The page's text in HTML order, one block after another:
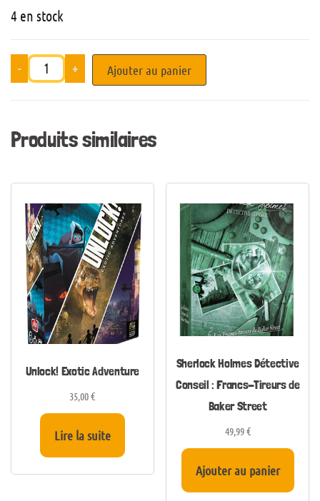
4 en stock
- + Ajouter au panier
Produits similaires
Unlock! Exotic Adventure
35,00€
Lire la suite
Sherlock Holmes Détective
Conseil : Francs-Tireurs de
Baker Street
49,99€
Ajouter au panier